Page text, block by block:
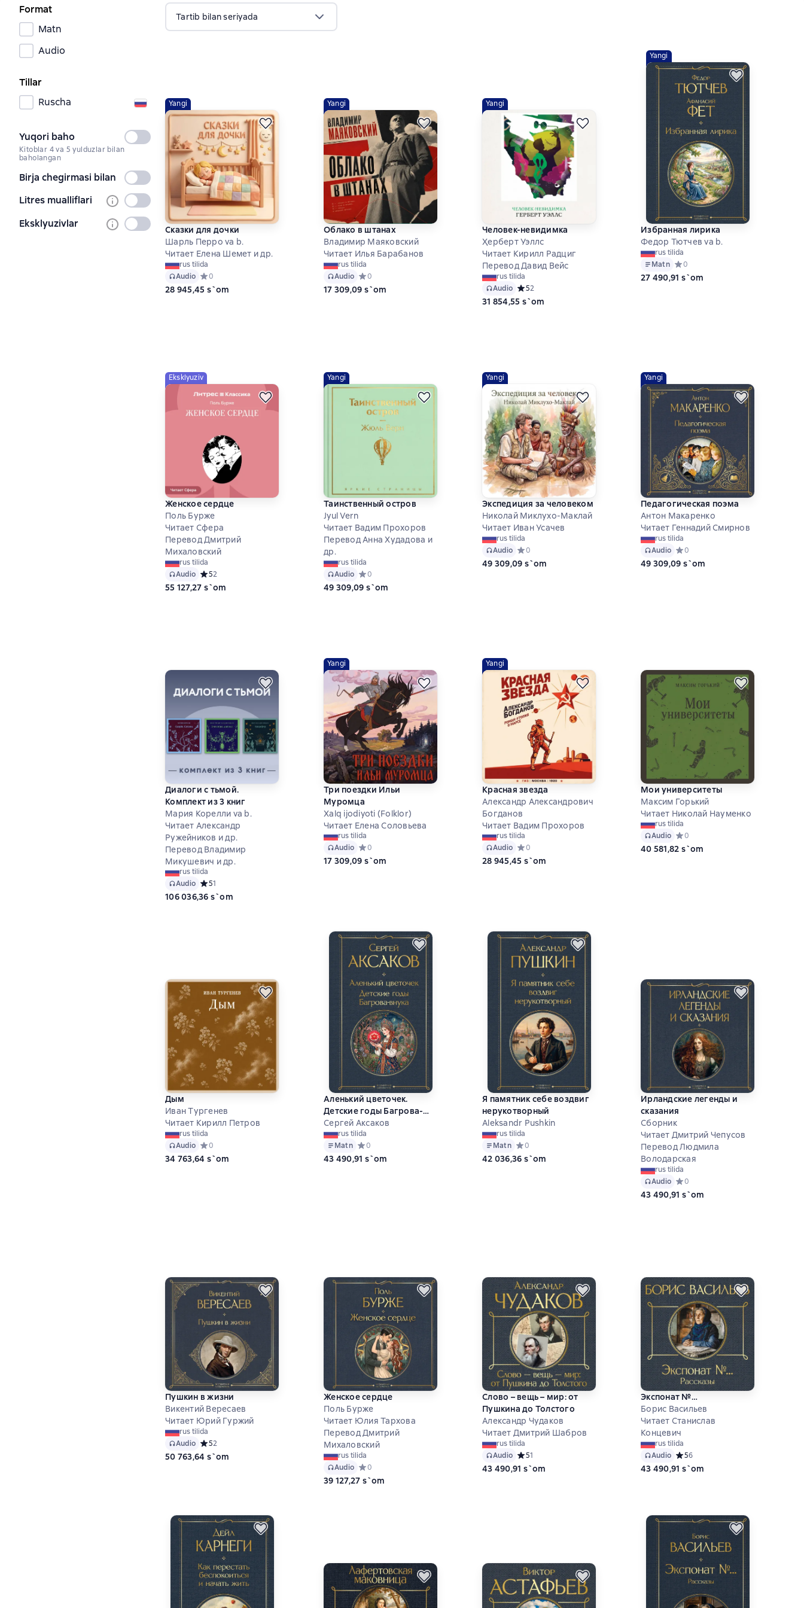
Format
Matn
Audio
Tillar
Ruscha
Yuqori baho Tanlanmagan
Kitoblar 4 va 5 yulduzlar bilan
baholangan
Birja chegirmasi bilan
Tanlanmagan
Litres mualliflari
Tanlanmagan
Eksklyuzivlar
Tanlanmagan
Tartib bilan seriyada
Yangi
Сказки для дочки
Шарль Перро va b.
Читает Елена Шемет и др.
rus tilida
Audio Средний рейтинг 0 на основе 0 оценок
0
28 945,45 s`om
Yangi
Облако в штанах
Владимир Маяковский
Читает Илья Барабанов
rus tilida
Audio Средний рейтинг 0 на основе 0 оценок
0
17 309,09 s`om
Yangi
Человек-невидимка
Ҳерберт Уэллс
Читает Кирилл Радциг
Перевод Давид Вейс
rus tilida
Audio Средний рейтинг 5 на основе 2 оценок
52
31 854,55 s`om
Yangi
Избранная лирика
Федор Тютчев va b.
rus tilida
Matn Средний рейтинг 0 на основе 0
0
27 490,91 s`om
Eksklyuziv
Женское сердце
Поль Бурже
Читает Сфера
Перевод Дмитрий
Михаловский
rus tilida
Audio Средний рейтинг 5 на основе 2 оценок
52
55 127,27 s`om
Yangi
Таинственный остров
Jyul Vern
Читает Вадим Прохоров
Перевод Анна Худадова и
др.
rus tilida
Audio Средний рейтинг 0 на основе 0 оценок
0
49 309,09 s`om
Yangi
Экспедиция за человеком
Николай Миклухо-Маклай
Читает Иван Усачев
rus tilida
Audio Средний рейтинг 0 на основе 0 оценок
0
49 309,09 s`om
Yangi
Педагогическая поэма
Антон Макаренко
Читает Геннадий Смирнов
rus tilida
Audio Средний рейтинг 0 на основе 0
0
49 309,09 s`om
Диалоги с тьмой.
Комплект из 3 книг
Мария Корелли va b.
Читает Александр
Ружейников и др.
Перевод Владимир
Микушевич и др.
rus tilida
Audio Средний рейтинг 5 на основе 1 оценок
51
106 036,36 s`om
Yangi
Три поездки Ильи
Муромца
Xalq ijodiyoti (Folklor)
Читает Елена Соловьева
rus tilida
Audio Средний рейтинг 0 на основе 0 оценок
0
17 309,09 s`om
Yangi
Красная звезда
Александр Александрович
Богданов
Читает Вадим Прохоров
rus tilida
Audio Средний рейтинг 0 на основе 0 оценок
0
28 945,45 s`om
Мои университеты
Максим Горький
Читает Николай Науменко
rus tilida
Audio Средний рейтинг 0 на основе 0
0
40 581,82 s`om
Дым
Иван Тургенев
Читает Кирилл Петров
rus tilida
Audio Средний рейтинг 0 на основе 0 оценок
0
34 763,64 s`om
Аленький цветочек.
Детские годы Багрова-
внука
Сергей Аксаков
rus tilida
Matn Средний рейтинг 0 на основе 0 оценок
0
43 490,91 s`om
Я памятник себе воздвиг
нерукотворный
Aleksandr Pushkin
rus tilida
Matn Средний рейтинг 0 на основе 0 оценок
0
42 036,36 s`om
Ирландские легенды и
сказания
Сборник
Читает Дмитрий Чепусов
Перевод Людмила
Володарская
rus tilida
Audio Средний рейтинг 0 на основе 0
0
43 490,91 s`om
Пушкин в жизни
Викентий Вересаев
Читает Юрий Гуржий
rus tilida
Audio Средний рейтинг 5 на основе 2 оценок
52
50 763,64 s`om
Женское сердце
Поль Бурже
Читает Юлия Тархова
Перевод Дмитрий
Михаловский
rus tilida
Audio Средний рейтинг 0 на основе 0 оценок
0
39 127,27 s`om
Слово – вещь – мир: от
Пушкина до Толстого
Александр Чудаков
Читает Дмитрий Шабров
rus tilida
Audio Средний рейтинг 5 на основе 1 оценок
51
43 490,91 s`om
Экспонат №…
Борис Васильев
Читает Станислав
Концевич
rus tilida
Audio Средний рейтинг 5 на основе 6
56
43 490,91 s`om